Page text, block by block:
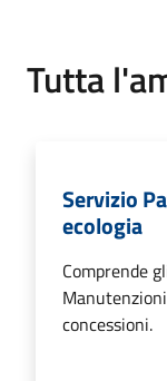
Tutta
Servizio
ecologia
Comprende
concessioni.